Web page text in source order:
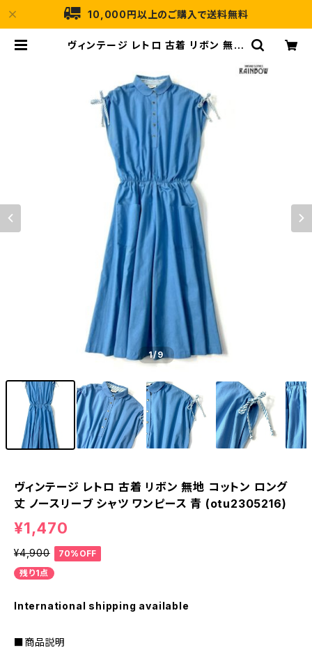
10,000円以上のご購入で送料無料
ヴィンテージ レトロ 古着 リボン 無地
ツ ワンピース 青 (otu2305216) |
古着屋RAINBOW
1/9
ヴィンテージ レトロ 古着 リボン 無地 コットン ロング
丈 ノースリーブ シャツ ワンピース 青 (otu2305216)
¥1,470
¥4,900
70%OFF
残り1点
International shipping available
■商品説明